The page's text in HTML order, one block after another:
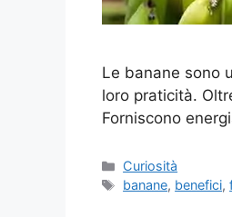
Le banane sono
loro praticità.
Forniscono
Categorie
Curiosità
Tag
banane, benefici,